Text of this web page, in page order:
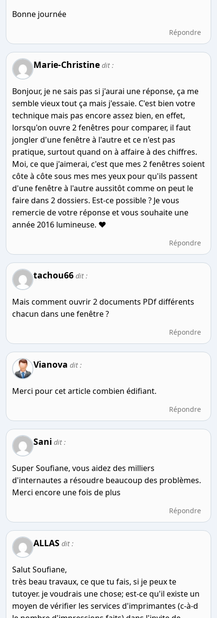
Bonne journée
Répondre
Marie-Christine dit :
Bonjour, je ne sais pas si j'aurai une réponse, ça me
semble vieux tout ça mais j'essaie. C'est bien votre
technique mais pas encore assez bien, en effet,
lorsqu'on ouvre 2 fenêtres pour comparer, il faut
jongler d'une fenêtre à l'autre et ce n'est pas
pratique, surtout quand on à affaire à des chiffres.
Moi, ce que j'aimerai, c'est que mes 2 fenêtres soient
côte à côte sous mes mes yeux pour qu'ils passent
d'une fenêtre à l'autre aussitôt comme on peut le
faire dans 2 dossiers. Est-ce possible ? Je vous
remercie de votre réponse et vous souhaite une
année 2016 lumineuse. ❤️
Répondre
tachou66 dit :
Mais comment ouvrir 2 documents PDf différents
chacun dans une fenêtre ?
Répondre
Vianova dit :
Merci pour cet article combien édifiant.
Répondre
Sani dit :
Super Soufiane, vous aidez des milliers
d'internautes a résoudre beaucoup des problèmes.
Merci encore une fois de plus
Répondre
ALLAS dit :
Salut Soufiane,
très beau travaux, ce que tu fais, si je peux te
tutoyer. je voudrais une chose; est-ce qu'il existe un
moyen de vérifier les services d'imprimantes (c-à-d